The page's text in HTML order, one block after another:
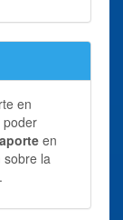
en
poder
en
sobre la